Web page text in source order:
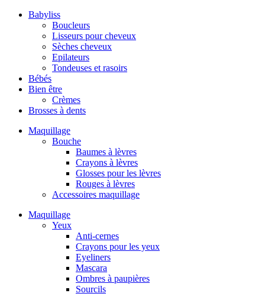
Babyliss
Boucleurs
Lisseurs pour cheveux
Sèches cheveux
Epilateurs
Tondeuses et rasoirs
Bébés
Bien être
Crèmes
Brosses à dents
Maquillage
Bouche
Baumes à lèvres
Crayons à lèvres
Glosses pour les lèvres
Rouges à lèvres
Accessoires maquillage
Maquillage
Yeux
Anti-cernes
Crayons pour les yeux
Eyeliners
Mascara
Ombres à paupières
Sourcils